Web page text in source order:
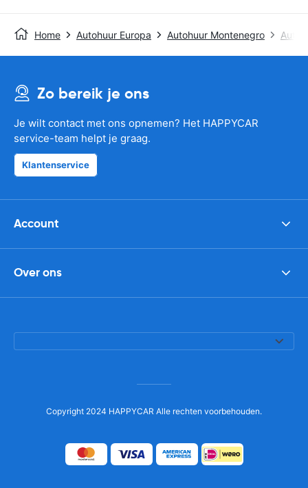
Home Autohuur Europa Autohuur Montenegro
Zo bereik je ons
Je wilt contact met ons opnemen? Het HAPPYCAR
service-team helpt je graag.
Klantenservice
Account
Over ons
Copyright 2024 HAPPYCAR Alle rechten voorbehouden.